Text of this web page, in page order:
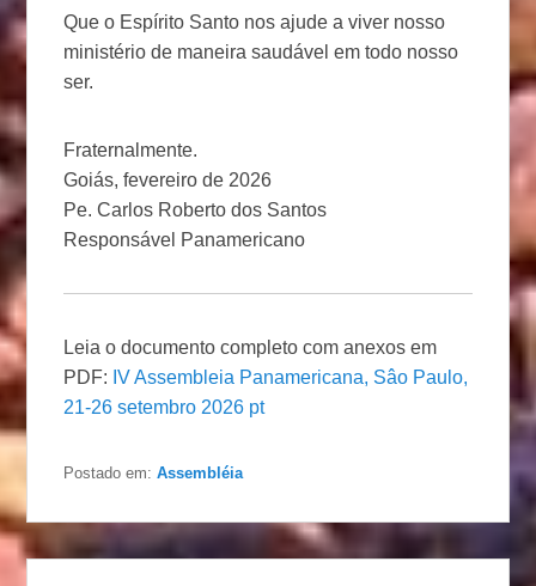
Que o Espírito Santo nos ajude a viver nosso
ministério de maneira saudável em todo nosso
ser.
Fraternalmente.
Goiás, fevereiro de 2026
Pe. Carlos Roberto dos Santos
Responsável Panamericano
Leia o documento completo com anexos em
PDF: IV Assembleia Panamericana, Sâo Paulo,
21-26 setembro 2026 pt
Postado em: Assembléia